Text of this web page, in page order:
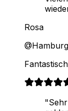
Rosa
@Hamburg